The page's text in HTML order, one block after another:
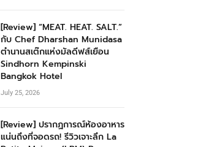
[Review] “MEAT. HEAT. SALT.”
กับ Chef Dharshan Munidasa
ตำนานสเต๊กแห่งมัลดีฟส์เยือน
Sindhorn Kempinski
Bangkok Hotel
July 25, 2026
[Review] ปรากฏการณ์ห้องอาหาร
แน่นถึงที่จอดรถ! รีวิวเจาะลึก La